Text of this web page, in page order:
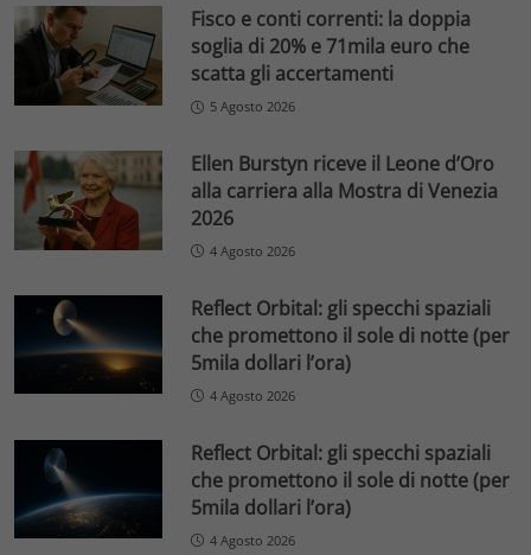
Fisco e conti correnti: la doppia
soglia di 20% e 71mila euro che
scatta gli accertamenti
5 Agosto 2026
Ellen Burstyn riceve il Leone d’Oro
alla carriera alla Mostra di Venezia
2026
4 Agosto 2026
Reflect Orbital: gli specchi spaziali
che promettono il sole di notte (per
5mila dollari l’ora)
4 Agosto 2026
Reflect Orbital: gli specchi spaziali
che promettono il sole di notte (per
5mila dollari l’ora)
4 Agosto 2026